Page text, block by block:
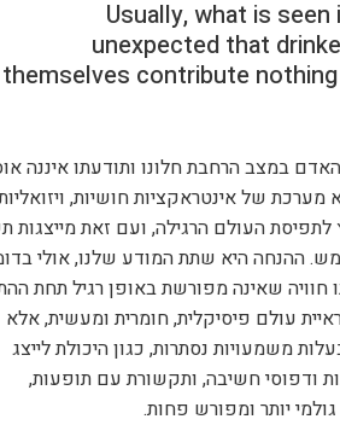
Usually, what is
unexpected that
themselves contribute
במצב הרחבת חלונו ותודעתו איננה
של אינטראקציות חושיות,
העולם הרגילה, ועם זאת מייצגות
ההנחה היא שתת המודע שלנו, אולי
שאינה מפורשת באופן רגיל תחת
עולם פיסיקלית, חומרית ומעשית, אלא
משמעויות נסתרות, כגון היכולת לייצג
ודפוסי חשיבה, ותקשורת עם תופעות,
יותר ומפורש פחות.